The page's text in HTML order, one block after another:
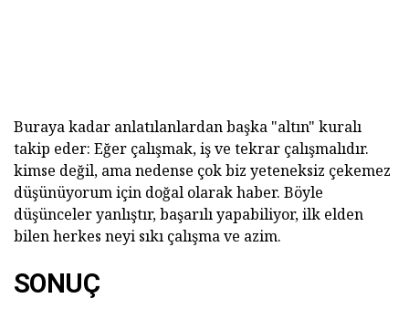
Buraya kadar anlatılanlardan başka "altın" kuralı
takip eder: Eğer çalışmak, iş ve tekrar çalışmalıdır.
kimse değil, ama nedense çok biz yeteneksiz çekemez
düşünüyorum için doğal olarak haber. Böyle
düşünceler yanlıştır, başarılı yapabiliyor, ilk elden
bilen herkes neyi sıkı çalışma ve azim.
SONUÇ